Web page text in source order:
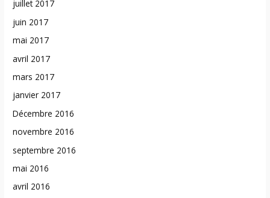
juillet 2017
juin 2017
mai 2017
avril 2017
mars 2017
janvier 2017
Décembre 2016
novembre 2016
septembre 2016
mai 2016
avril 2016